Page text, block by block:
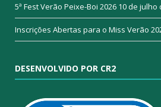
5ª Fest Verão Peixe-Boi 2026 10 de julho
Inscrições Abertas para o Miss Verão
DESENVOLVIDO POR CR2